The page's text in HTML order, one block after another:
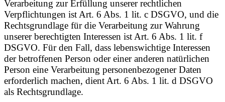
Verarbeitung zur Erfüllung unserer rechtlichen
Verpflichtungen ist Art. 6 Abs. 1 lit. c DSGVO, und die
Rechtsgrundlage für die Verarbeitung zur Wahrung
unserer berechtigten Interessen ist Art. 6 Abs. 1 lit. f
DSGVO. Für den Fall, dass lebenswichtige Interessen
der betroffenen Person oder einer anderen natürlichen
Person eine Verarbeitung personenbezogener Daten
erforderlich machen, dient Art. 6 Abs. 1 lit. d DSGVO
als Rechtsgrundlage.